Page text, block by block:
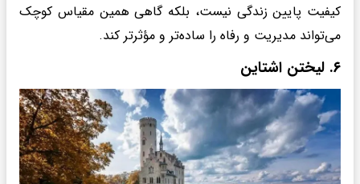
کیفیت پایین زندگی نیست، بلکه گاهی همین مقیاس کوچک
می‌تواند مدیریت و رفاه را ساده‌تر و مؤثرتر کند.
۶. لیختن‌ اشتاین